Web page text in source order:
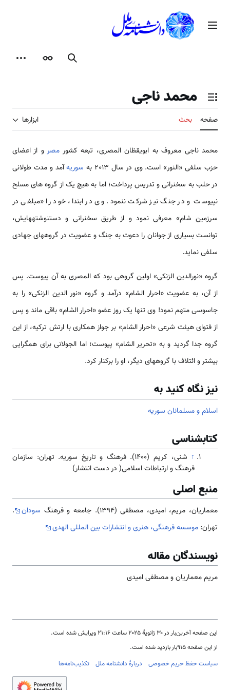
محتوامنوی اصلی
جستجوظاهر
تغییر وضعیت فهرست محتویات
محمد ناجی
صفحه بحث ابزارها
محمد ناجی معروف به ابویقظان المصری، تبعه کشور مصرو از اعضای
حزب سلفی «النور» است. وی در سال 2013 به
سوریهآمد و مدت طولانی
در حلب به سخنرانی و تدریس پرداخت؛ اما به هیچ یک از گروه های مسلح
نپیوست و در جنگ نیز شرکت ننمود. وی در ابتدا، خود را «مبلغی در
سرزمین شام» معرفی نمود و از طریق سخنرانی و دست­نوشته­هایش،
توانست بسیاری از جوانان را دعوت به جنگ و عضویت در گروه­های جهادی
سلفی نماید.
گروه «نورالدین الزنکی» اولین گروهی بود که المصری به آن پیوست. پس
از آن، به عضویت «احرار الشام» درآمد و گروه «نور الدین الزنکی» را به
جاسوسی متهم نمود! وی تنها یک روز عضو «احرار الشام» باقی ماند و پس
از فتوای هیئت شرعی «احرار الشام» بر جواز همکاری با ارتش ترکیه، از این
گروه جدا گردید و به «تحریر الشام» پیوست؛ اما الجولانی برای همگرایی
بیشتر و ائتلاف با گروه­های دیگر، او را برکنار کرد.
نیز نگاه کنید به
اسلام و مسلمانان سوریه
کتابشناسی
↑
شنی، کریم (۱۴۰۰). فرهنگ و تاریخ سوریه. تهران: سازمان
فرهنگ و ارتباطات اسلامی( در دست انتشار)
منبع اصلی
معماریان، مریم، امیدی، مصطفی (1394). جامعه و فرهنگ سودان
.
تهران: موسسه فرهنگی، هنری و انتشارات بین المللی الهدی
نویسندگان مقاله
مریم معماریان و مصطفی امیدی
این صفحه آخرین‌بار در ‏۳۰ ژانویهٔ ۲۰۲۵ ساعت ‏۲۱:۱۶ ویرایش شده است.
از این صفحه ۹۱۵بار بازدید شده است.
سیاست حفظ حریم خصوصی
دربارهٔ دانشنامه ملل تکذیب‌نامه‌ها